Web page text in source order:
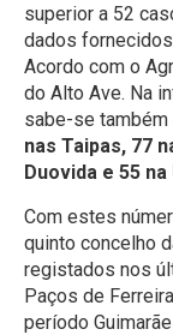
superior a 52
dados
Acordo com o
do Alto Ave. Na
sabe-se também
nas Taipas, 77
Duovida e 55
Com estes
quinto concelho
registados nos
Paços de
período